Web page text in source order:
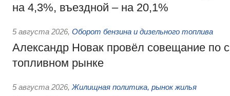
на 4,3%, въездной – на 20,1%
5 августа 2026, Оборот бензина и дизельного топлива
Александр Новак провёл совещание по
топливном рынке
5 августа 2026, Жилищная политика, рынок жилья